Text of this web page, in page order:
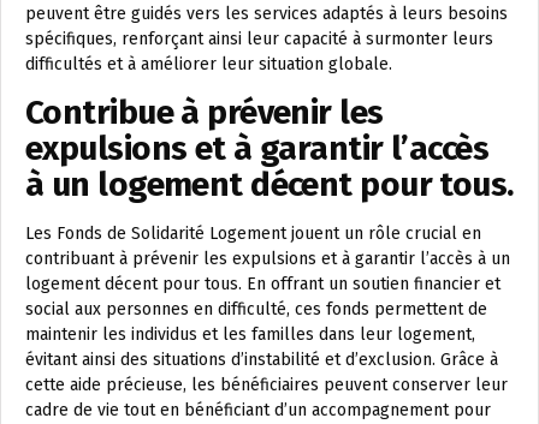
peuvent être guidés vers les services adaptés à leurs besoins
spécifiques, renforçant ainsi leur capacité à surmonter leurs
difficultés et à améliorer leur situation globale.
Contribue à prévenir les
expulsions et à garantir l’accès
à un logement décent pour tous.
Les Fonds de Solidarité Logement jouent un rôle crucial en
contribuant à prévenir les expulsions et à garantir l’accès à un
logement décent pour tous. En offrant un soutien financier et
social aux personnes en difficulté, ces fonds permettent de
maintenir les individus et les familles dans leur logement,
évitant ainsi des situations d’instabilité et d’exclusion. Grâce à
cette aide précieuse, les bénéficiaires peuvent conserver leur
cadre de vie tout en bénéficiant d’un accompagnement pour